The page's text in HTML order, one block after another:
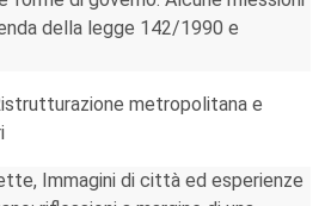
della legge 142/1990 e
metropolitana e
Immagini di città ed esperienze